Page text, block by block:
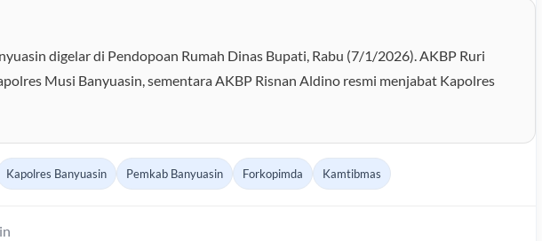
digelar di Pendopoan Rumah Dinas Bupati, Rabu (7/1/2026). AKBP Ruri
Musi Banyuasin, sementara AKBP Risnan Aldino resmi menjabat Kapolres
Kapolres Banyuasin Pemkab Banyuasin Forkopimda Kamtibmas